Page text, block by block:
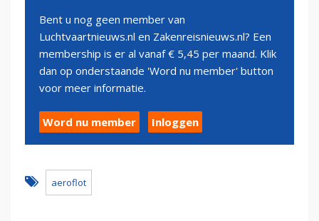
Bent u nog geen member van
Luchtvaartnieuws.nl en Zakenreisnieuws.nl? Een
membership is er al vanaf € 5,45 per maand. Klik
dan op onderstaande 'Word nu member' button
voor meer informatie.
Word nu member Inloggen
aeroflot